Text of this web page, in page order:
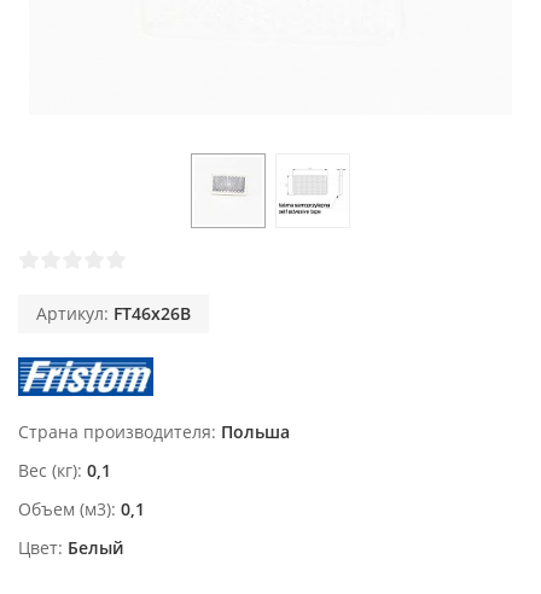
Артикул: FT46х26B
Страна производителя Польша
Вес (кг) 0,1
Объем (м3) 0,1
Цвет Белый